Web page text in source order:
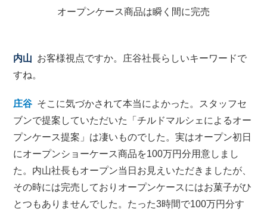
オープンケース商品は瞬く間に完売
内山 お客様視点ですか。庄谷社長らしいキーワードで
すね。
庄谷 そこに気づかされて本当によかった。スタッフセ
ブンで提案していただいた「チルドマルシェによるオー
プンケース提案」は凄いものでした。実はオープン初日
にオープンショーケース商品を100万円分用意しまし
た。内山社長もオープン当日お見えいただきましたが、
その時には完売しておりオープンケースにはお菓子がひ
とつもありませんでした。たった3時間で100万円分す